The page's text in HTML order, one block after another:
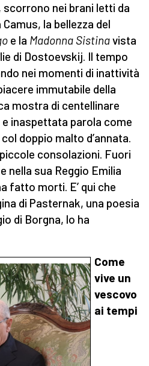
nei brani letti da
la bellezza del
e la Madonna Sistinavista
di Dostoevskij. Il tempo
nei momenti di inattività
immutabile della
mostra di centellinare
inaspettata parola come
doppio malto d’annata.
consolazioni. Fuori
nella sua Reggio Emilia
fatto morti. E’ qui che
di Pasternak, una poesia
di Borgna, lo ha
Come
vive un
vescovo
ai tempi